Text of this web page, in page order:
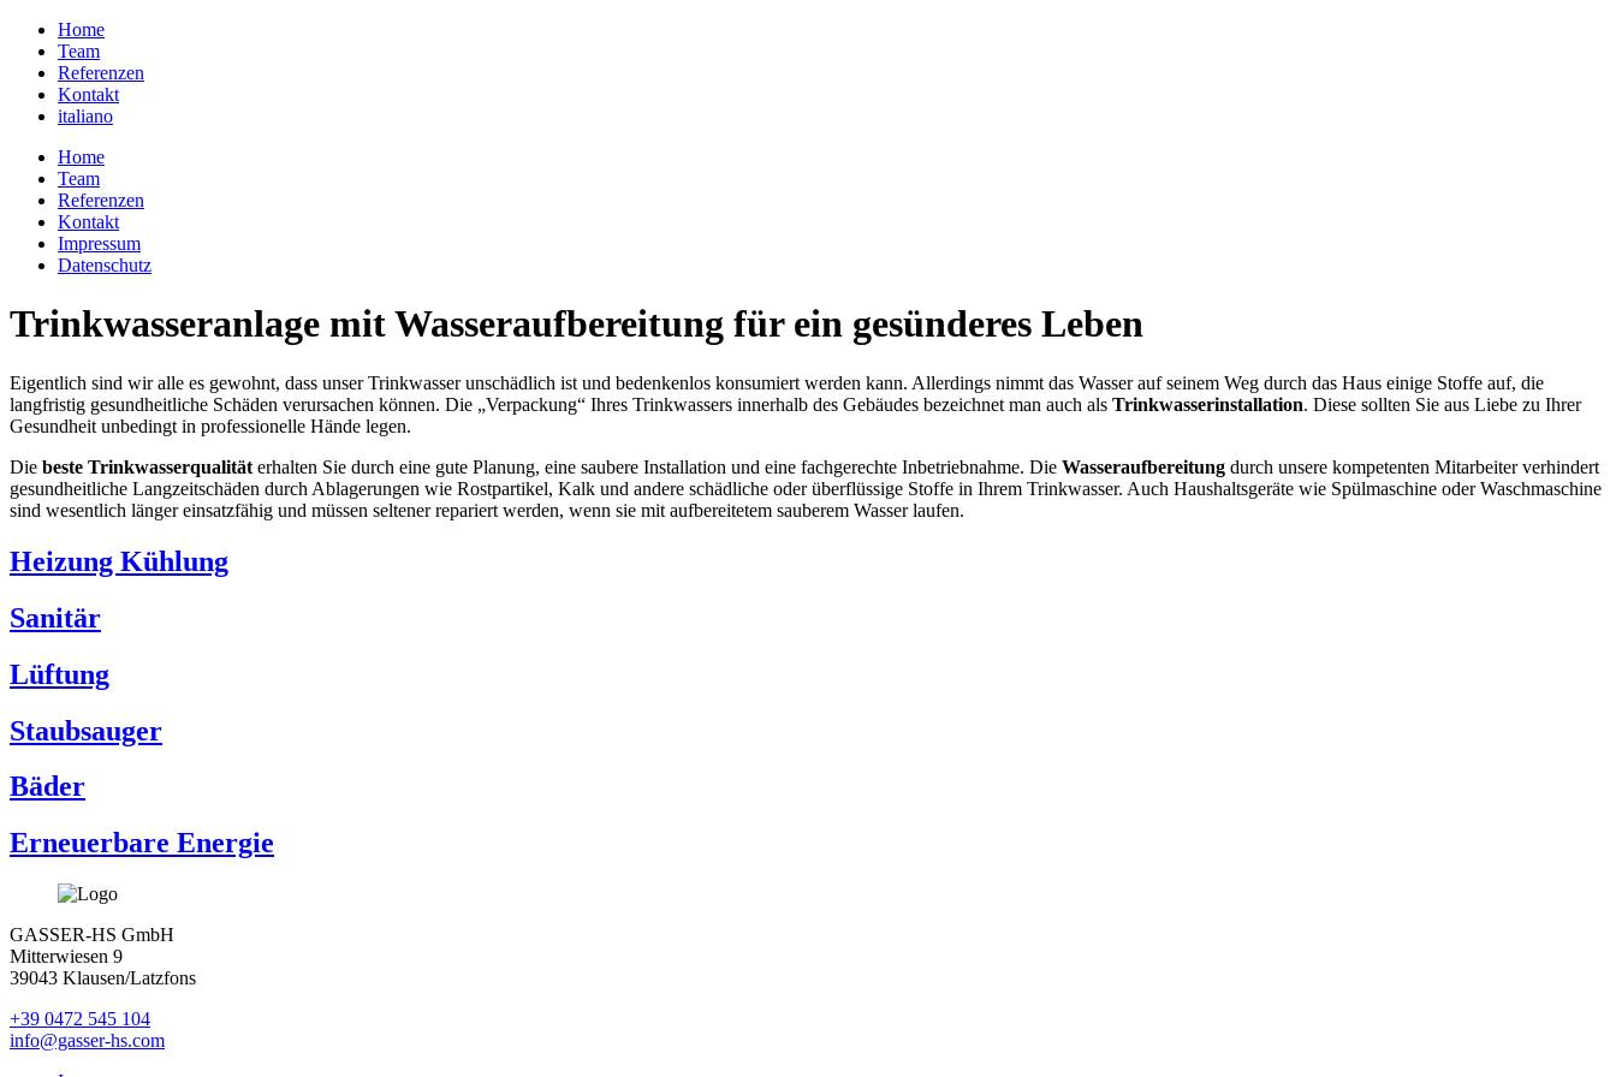
Home
Team
Referenzen
Kontakt
italiano
Home
Team
Referenzen
Kontakt
Impressum
Datenschutz
Trinkwasseranlage mit Wasseraufbereitung für ein gesünderes Leben
Eigentlich sind wir alle es gewohnt, dass unser Trinkwasser unschädlich ist und bedenkenlos konsumiert werden kann. Allerdings nimmt das Wasser auf seinem Weg durch das Haus einige Stoffe auf, die
langfristig gesundheitliche Schäden verursachen können. Die „Verpackung“ Ihres Trinkwassers innerhalb des Gebäudes bezeichnet man auch als Trinkwasserinstallation. Diese sollten Sie aus Liebe zu Ihrer
Gesundheit unbedingt in professionelle Hände legen.
Die beste Trinkwasserqualität erhalten Sie durch eine gute Planung, eine saubere Installation und eine fachgerechte Inbetriebnahme. Die Wasseraufbereitung durch unsere kompetenten Mitarbeiter verhindert
gesundheitliche Langzeitschäden durch Ablagerungen wie Rostpartikel, Kalk und andere schädliche oder überflüssige Stoffe in Ihrem Trinkwasser. Auch Haushaltsgeräte wie Spülmaschine oder Waschmaschine
sind wesentlich länger einsatzfähig und müssen seltener repariert werden, wenn sie mit aufbereitetem sauberem Wasser laufen.
Heizung Kühlung
Sanitär
Lüftung
Staubsauger
Bäder
Erneuerbare Energie
GASSER-HS GmbH
Mitterwiesen 9
39043 Klausen/Latzfons
+39 0472 545 104
info@gasser-hs.com